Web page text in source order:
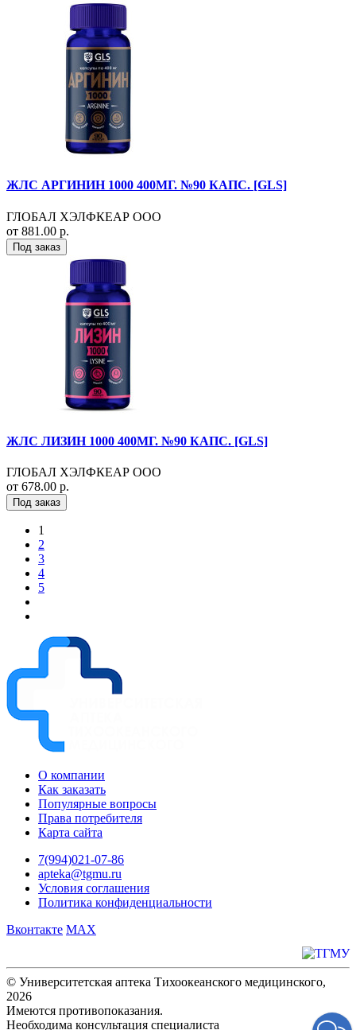
ЖЛС АРГИНИН 1000 400МГ. №90 КАПС. [GLS]
ГЛОБАЛ ХЭЛФКЕАР ООО
от 881.00 р.
Под заказ
ЖЛС ЛИЗИН 1000 400МГ. №90 КАПС. [GLS]
ГЛОБАЛ ХЭЛФКЕАР ООО
от 678.00 р.
Под заказ
1
2
3
4
5
О компании
Как заказать
Популярные вопросы
Права потребителя
Карта сайта
7(994)021-07-86
apteka@tgmu.ru
Условия соглашения
Политика конфиденциальности
Вконтакте MAX
© Университетская аптека Тихоокеанского медицинского,
2026
Имеются противопоказания.
Необходима консультация специалиста